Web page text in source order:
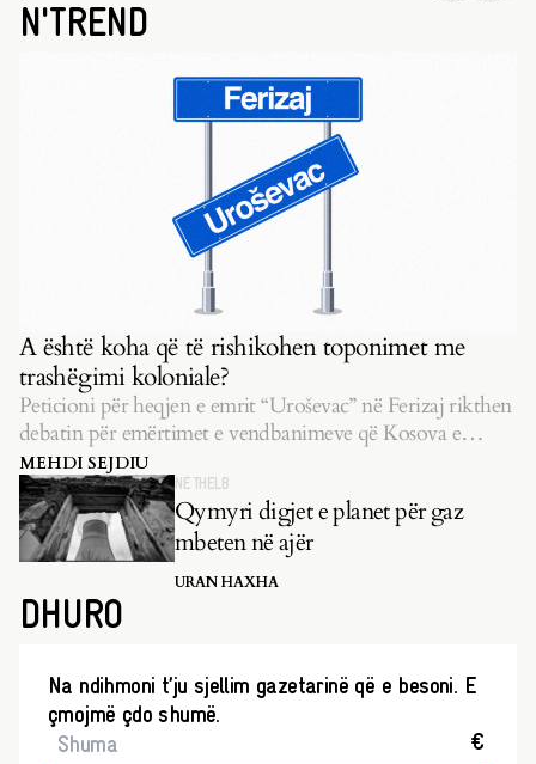
N'TREND
A është koha që të rishikohen toponimet me
trashëgimi koloniale?
Peticioni për heqjen e emrit “Uroševac” në Ferizaj rikthen
debatin për emërtimet e vendbanimeve që Kosova e
pasluftës i la të pazgjidhura.
MEHDI SEJDIU
NË THELB
Qymyri digjet e planet për gaz
mbeten në ajër
URAN HAXHA
DHURO
Na ndihmoni t’ju sjellim gazetarinë që e besoni. E
çmojmë çdo shumë.
€